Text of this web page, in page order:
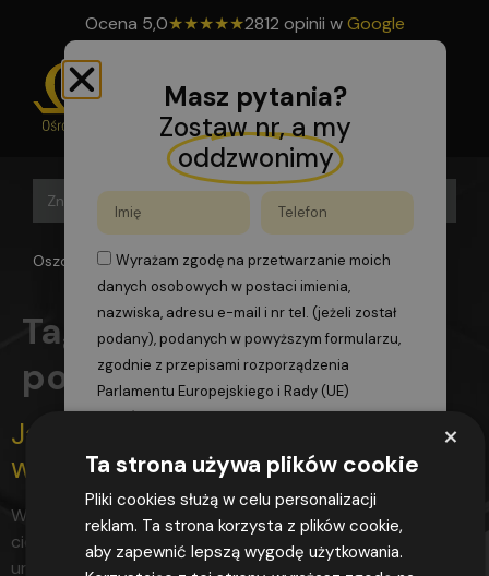
Ocena 5,0★★★★★2812 opinii wGoogle
Search
for:
Search
Oszomega>pompa ciepła powietrze-woda
Tag:pompa ciepła
powietrze-woda
Jaką pompę ciepła najczęściej
wybierają Polacy?
W Polsce coraz większą popularnością cieszą się pompy
ciepła. Jednym z największych korzyści tego typu
urządzeń jest ich bezobsługowość oraz pozytywny
×
Ta strona używa plików cookie
Pliki cookies służą w celu personalizacji
reklam. Ta strona korzysta z plików cookie,
aby zapewnić lepszą wygodę użytkowania.
Masz pytania?
Zostaw nr, a my
oddzwonimy
Wyrażam zgodę na przetwarzanie moich
danych osobowych w postaci imienia,
nazwiska, adresu e-mail i nr tel. (jeżeli został
podany), podanych w powyższym formularzu,
zgodnie z przepisami rozporządzenia
Parlamentu Europejskiego i Rady (UE)
przetwarzaniem danych osobowych i w
sprawie swobodnego przepływu takich
danych oraz uchylenia dyrektywy 95/46/WE
(ogólne rozporządzenie o ochronie danych),